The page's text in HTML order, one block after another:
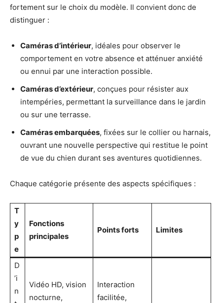
fortement sur le choix du modèle. Il convient donc de
distinguer :
Caméras d’intérieur, idéales pour observer le
comportement en votre absence et atténuer anxiété
ou ennui par une interaction possible.
Caméras d’extérieur, conçues pour résister aux
intempéries, permettant la surveillance dans le jardin
ou sur une terrasse.
Caméras embarquées, fixées sur le collier ou harnais,
ouvrant une nouvelle perspective qui restitue le point
de vue du chien durant ses aventures quotidiennes.
Chaque catégorie présente des aspects spécifiques :
T
y
p
e
Fonctions
principales
Points forts Limites
D
’i
n
Vidéo HD, vision
nocturne,
Interaction
facilitée,